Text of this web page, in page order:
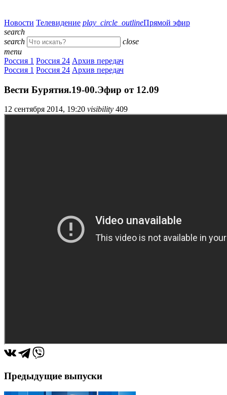
Новости Телевидение play_circle_outlineПрямой эфир
search
search
close
menu
Россия 1 Россия 24 Архив передач
Россия 1 Россия 24 Архив передач
Вести Бурятия.19-00.Эфир от 12.09
12 сентября 2014, 19:20 visibility 409
Предыдущие выпуски